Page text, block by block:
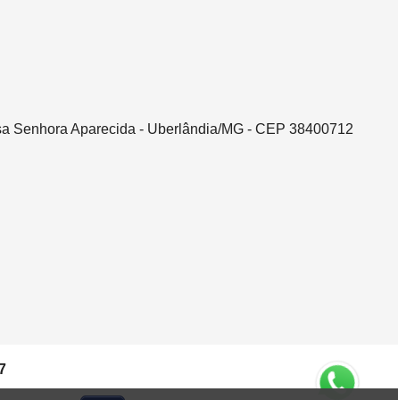
Senhora Aparecida - Uberlândia/MG - CEP 38400712